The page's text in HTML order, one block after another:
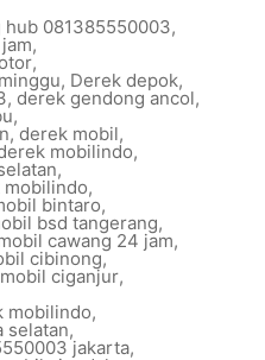
081385550003,
,
,
, Derek depok,
, derek gendong ancol,
,
,derek mobil,
mobilindo,
,
,
bintaro,
bsd tangerang,
cawang 24 jam,
cibinong,
ciganjur,
mobilindo,
selatan,
jakarta,